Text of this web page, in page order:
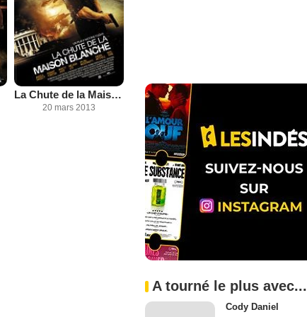
La Chute de la Maison Blanche
20 mars 2013
A tourné le plus avec...
Cody Daniel